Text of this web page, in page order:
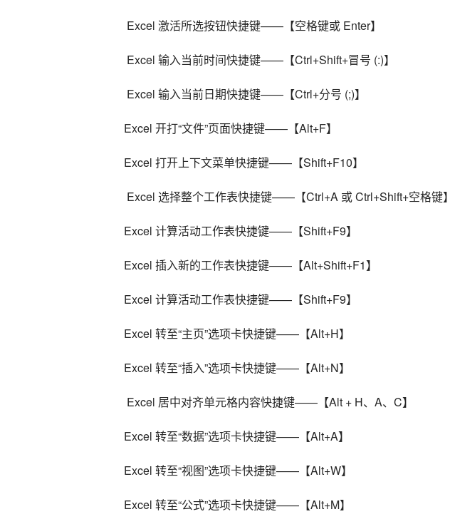
Excel 激活所选按钮快捷键——【空格键或 Enter】
Excel 输入当前时间快捷键——【Ctrl+Shift+冒号 (:)】
Excel 输入当前日期快捷键——【Ctrl+分号 (;)】
Excel 开打“文件”页面快捷键——【Alt+F】
Excel 打开上下文菜单快捷键——【Shift+F10】
Excel 选择整个工作表快捷键——【Ctrl+A 或 Ctrl+Shift+空格键】
Excel 计算活动工作表快捷键——【Shift+F9】
Excel 插入新的工作表快捷键——【Alt+Shift+F1】
Excel 计算活动工作表快捷键——【Shift+F9】
Excel 转至“主页”选项卡快捷键——【Alt+H】
Excel 转至“插入”选项卡快捷键——【Alt+N】
Excel 居中对齐单元格内容快捷键——【Alt + H、A、C】
Excel 转至“数据”选项卡快捷键——【Alt+A】
Excel 转至“视图”选项卡快捷键——【Alt+W】
Excel 转至“公式”选项卡快捷键——【Alt+M】